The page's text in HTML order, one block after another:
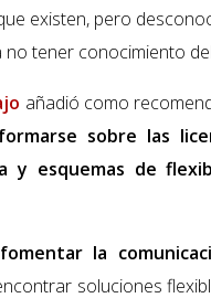
existen, pero
tener conocimiento
añadió como
sobre las
y esquemas de
fomentar la
soluciones